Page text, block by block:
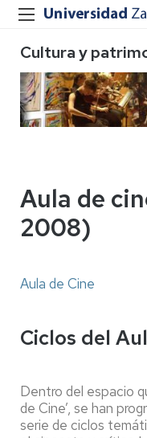
Cultura y
Aula de
2008)
Aula de Cine
Ciclos del
Dentro del espacio
de Cine’, se han
serie de ciclos